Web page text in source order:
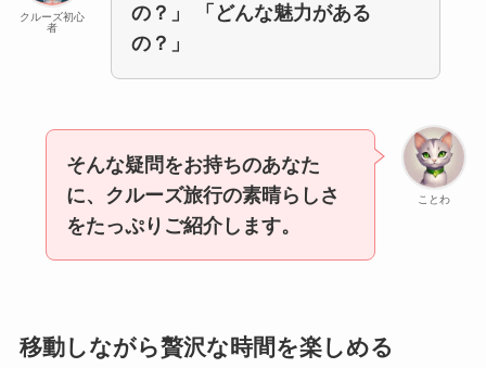
クルーズ初心
者
の？」 「どんな魅力がある
の？」
ことわ
そんな疑問をお持ちのあなた
に、クルーズ旅行の素晴らしさ
をたっぷりご紹介します。
移動しながら贅沢な時間を楽しめる